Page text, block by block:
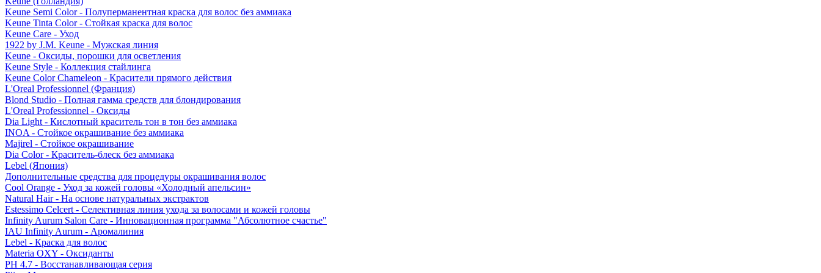
Keune Semi Color - Полуперманентная краска для волос без аммиака
Keune Tinta Color - Стойкая краска для волос
Keune Care - Уход
1922 by J.M. Keune - Мужская линия
Keune - Оксиды, порошки для осветления
Keune Style - Коллекция стайлинга
Keune Color Chameleon - Красители прямого действия
L'Oreal Professionnel (Франция)
Blond Studio - Полная гамма средств для блондирования
L'Oreal Professionnel - Оксиды
Dia Light - Кислотный краситель тон в тон без аммиака
INOA - Стойкое окрашивание без аммиака
Majirel - Стойкое окрашивание
Dia Color - Краситель-блеск без аммиака
Lebel (Япония)
Дополнительные средства для процедуры окрашивания волос
Cool Orange - Уход за кожей головы «Холодный апельсин»
Natural Hair - На основе натуральных экстрактов
Estessimo Celcert - Селективная линия ухода за волосами и кожей головы
Infinity Aurum Salon Care - Инновационная программа "Абсолютное счастье"
IAU Infinity Aurum - Аромалиния
Lebel - Краска для волос
Materia OXY - Оксиданты
PH 4.7 - Восстанавливающая серия